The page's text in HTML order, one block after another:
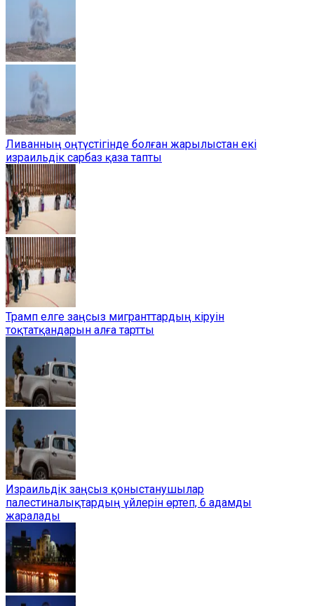
Ливанның оңтүстігінде болған жарылыстан екі
израильдік сарбаз қаза тапты
Трамп елге заңсыз мигранттардың кіруін
тоқтатқандарын алға тартты
Израильдік заңсыз қоныстанушылар
палестиналықтардың үйлерін өртеп, 6 адамды
жаралады